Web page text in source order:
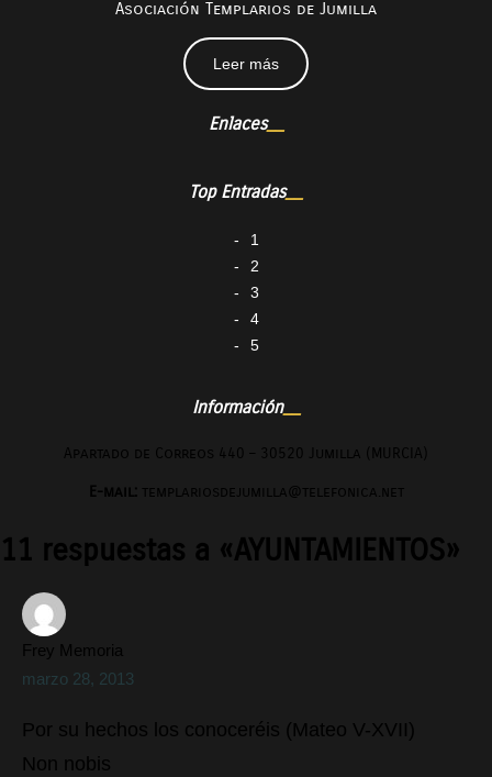
Asociación Templarios de Jumilla
Leer más
Enlaces
Top Entradas
1
2
3
4
5
Información
Apartado de Correos 440 – 30520 Jumilla (MURCIA)
E-mail: templariosdejumilla@telefonica.net
11 respuestas a «AYUNTAMIENTOS»
Frey Memoria
marzo 28, 2013
Por su hechos los conoceréis (Mateo V-XVII)
Non nobis